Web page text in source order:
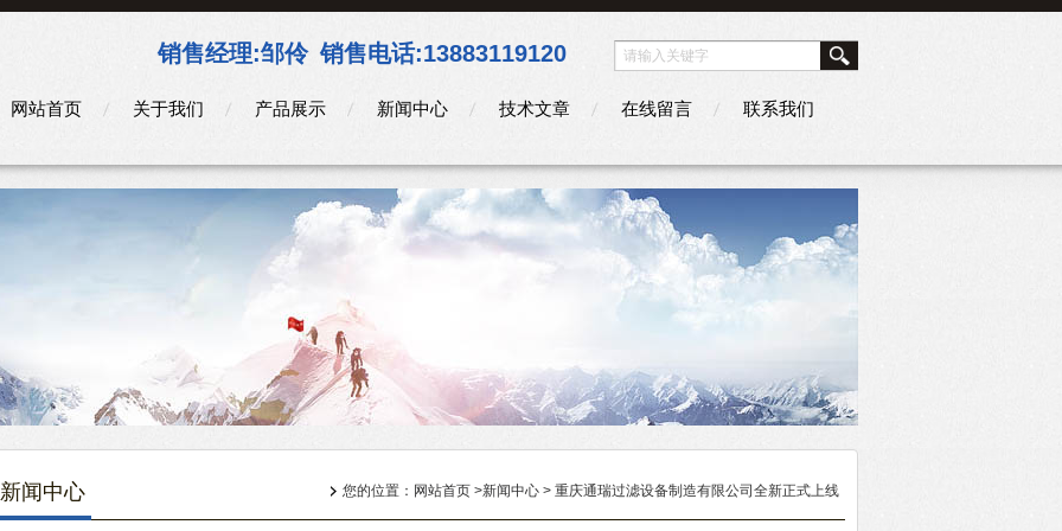
销售经理:邹伶 销售电话:13883119120
网站首页 关于我们 产品展示 新闻中心 技术文章 在线留言 联系我们
新闻中心 您的位置： 网站首页 >新闻中心 > 重庆通瑞过滤设备制造有限公司全新正式上线